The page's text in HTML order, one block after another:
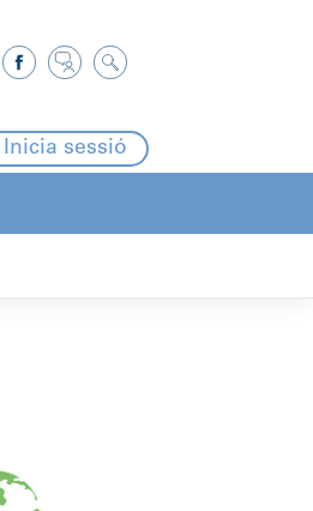
Inicia sessió